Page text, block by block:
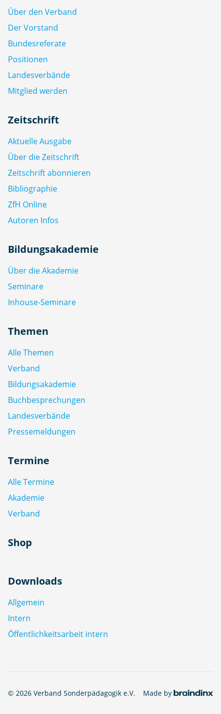
Über den Verband
Der Vorstand
Bundesreferate
Positionen
Landesverbände
Mitglied werden
Zeitschrift
Aktuelle Ausgabe
Über die Zeitschrift
Zeitschrift abonnieren
Bibliographie
ZfH Online
Autoren Infos
Bildungsakademie
Über die Akademie
Seminare
Inhouse-Seminare
Themen
Alle Themen
Verband
Bildungsakademie
Buchbesprechungen
Landesverbände
Pressemeldungen
Termine
Alle Termine
Akademie
Verband
Shop
Downloads
Allgemein
Intern
Öffentlichkeitsarbeit intern
© 2026 Verband Sonderpädagogik e.V. Made by